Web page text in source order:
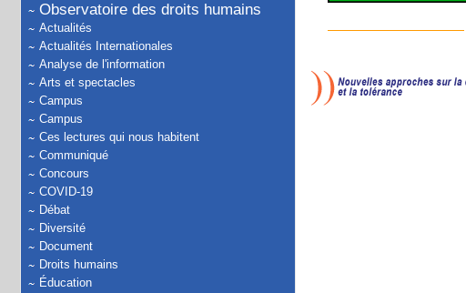
Observatoire des droits humains
Actualités
Actualités Internationales
Analyse de l'information
Arts et spectacles
Campus
Campus
Ces lectures qui nous habitent
Communiqué
Concours
COVID-19
Débat
Diversité
Document
Droits humains
Éducation